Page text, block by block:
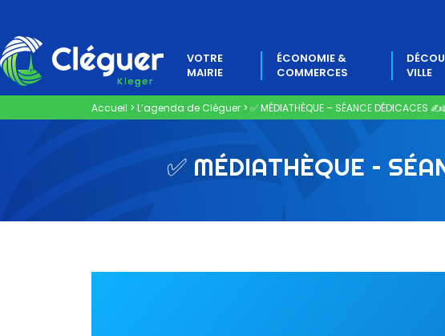
VOTRE
MAIRIE
ÉCONOMIE &
COMMERCES
VILLE
Accueil > L’agenda de Cléguer > ✅ MÉDIATHÈQUE – SÉANCE
✅ MÉDIATHÈQUE –